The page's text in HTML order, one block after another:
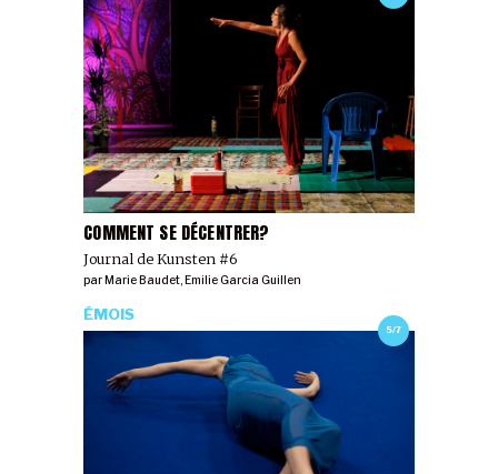
COMMENT SE DÉCENTRER?
Journal de Kunsten #6
parMarie Baudet,Emilie Garcia Guillen
5/7
ÉMOIS